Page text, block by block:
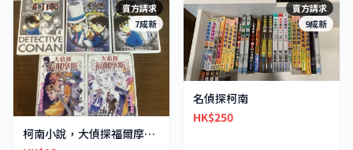
賣方請求
7成新
柯南小說，大偵探福爾摩斯小說
賣方請求
9成新
名偵探柯南
HK$250